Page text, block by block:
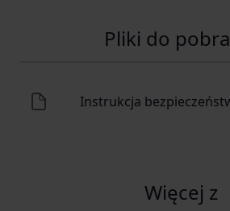
Pliki do
Instrukcja
Więcej z